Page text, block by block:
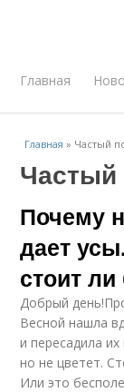
Главная
Главная » Частый
Частый
Почему
дает
стоит
Добрый
Весной нашла
и пересадила их
но не цветет.
Или это